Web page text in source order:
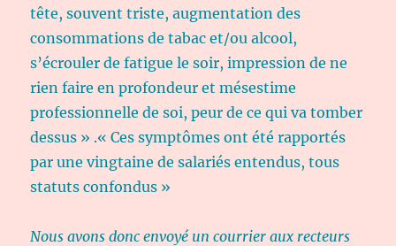
tête, souvent triste, augmentation des
consommations de tabac et/ou alcool,
s’écrouler de fatigue le soir, impression de ne
rien faire en profondeur et mésestime
professionnelle de soi, peur de ce qui va tomber
dessus » .« Ces symptômes ont été rapportés
par une vingtaine de salariés entendus, tous
statuts confondus »
Nous avons donc envoyé un courrier aux recteurs